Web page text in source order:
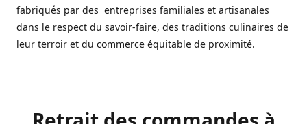
fabriqués par des entreprises familiales et artisanales
dans le respect du savoir-faire, des traditions culinaires de
leur terroir et du commerce équitable de proximité.